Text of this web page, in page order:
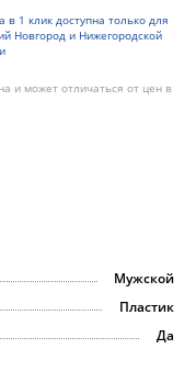
в 1 клик доступна только для
Новгород и Нижегородской
и может отличаться от цен в
Мужской
Пластик
Да